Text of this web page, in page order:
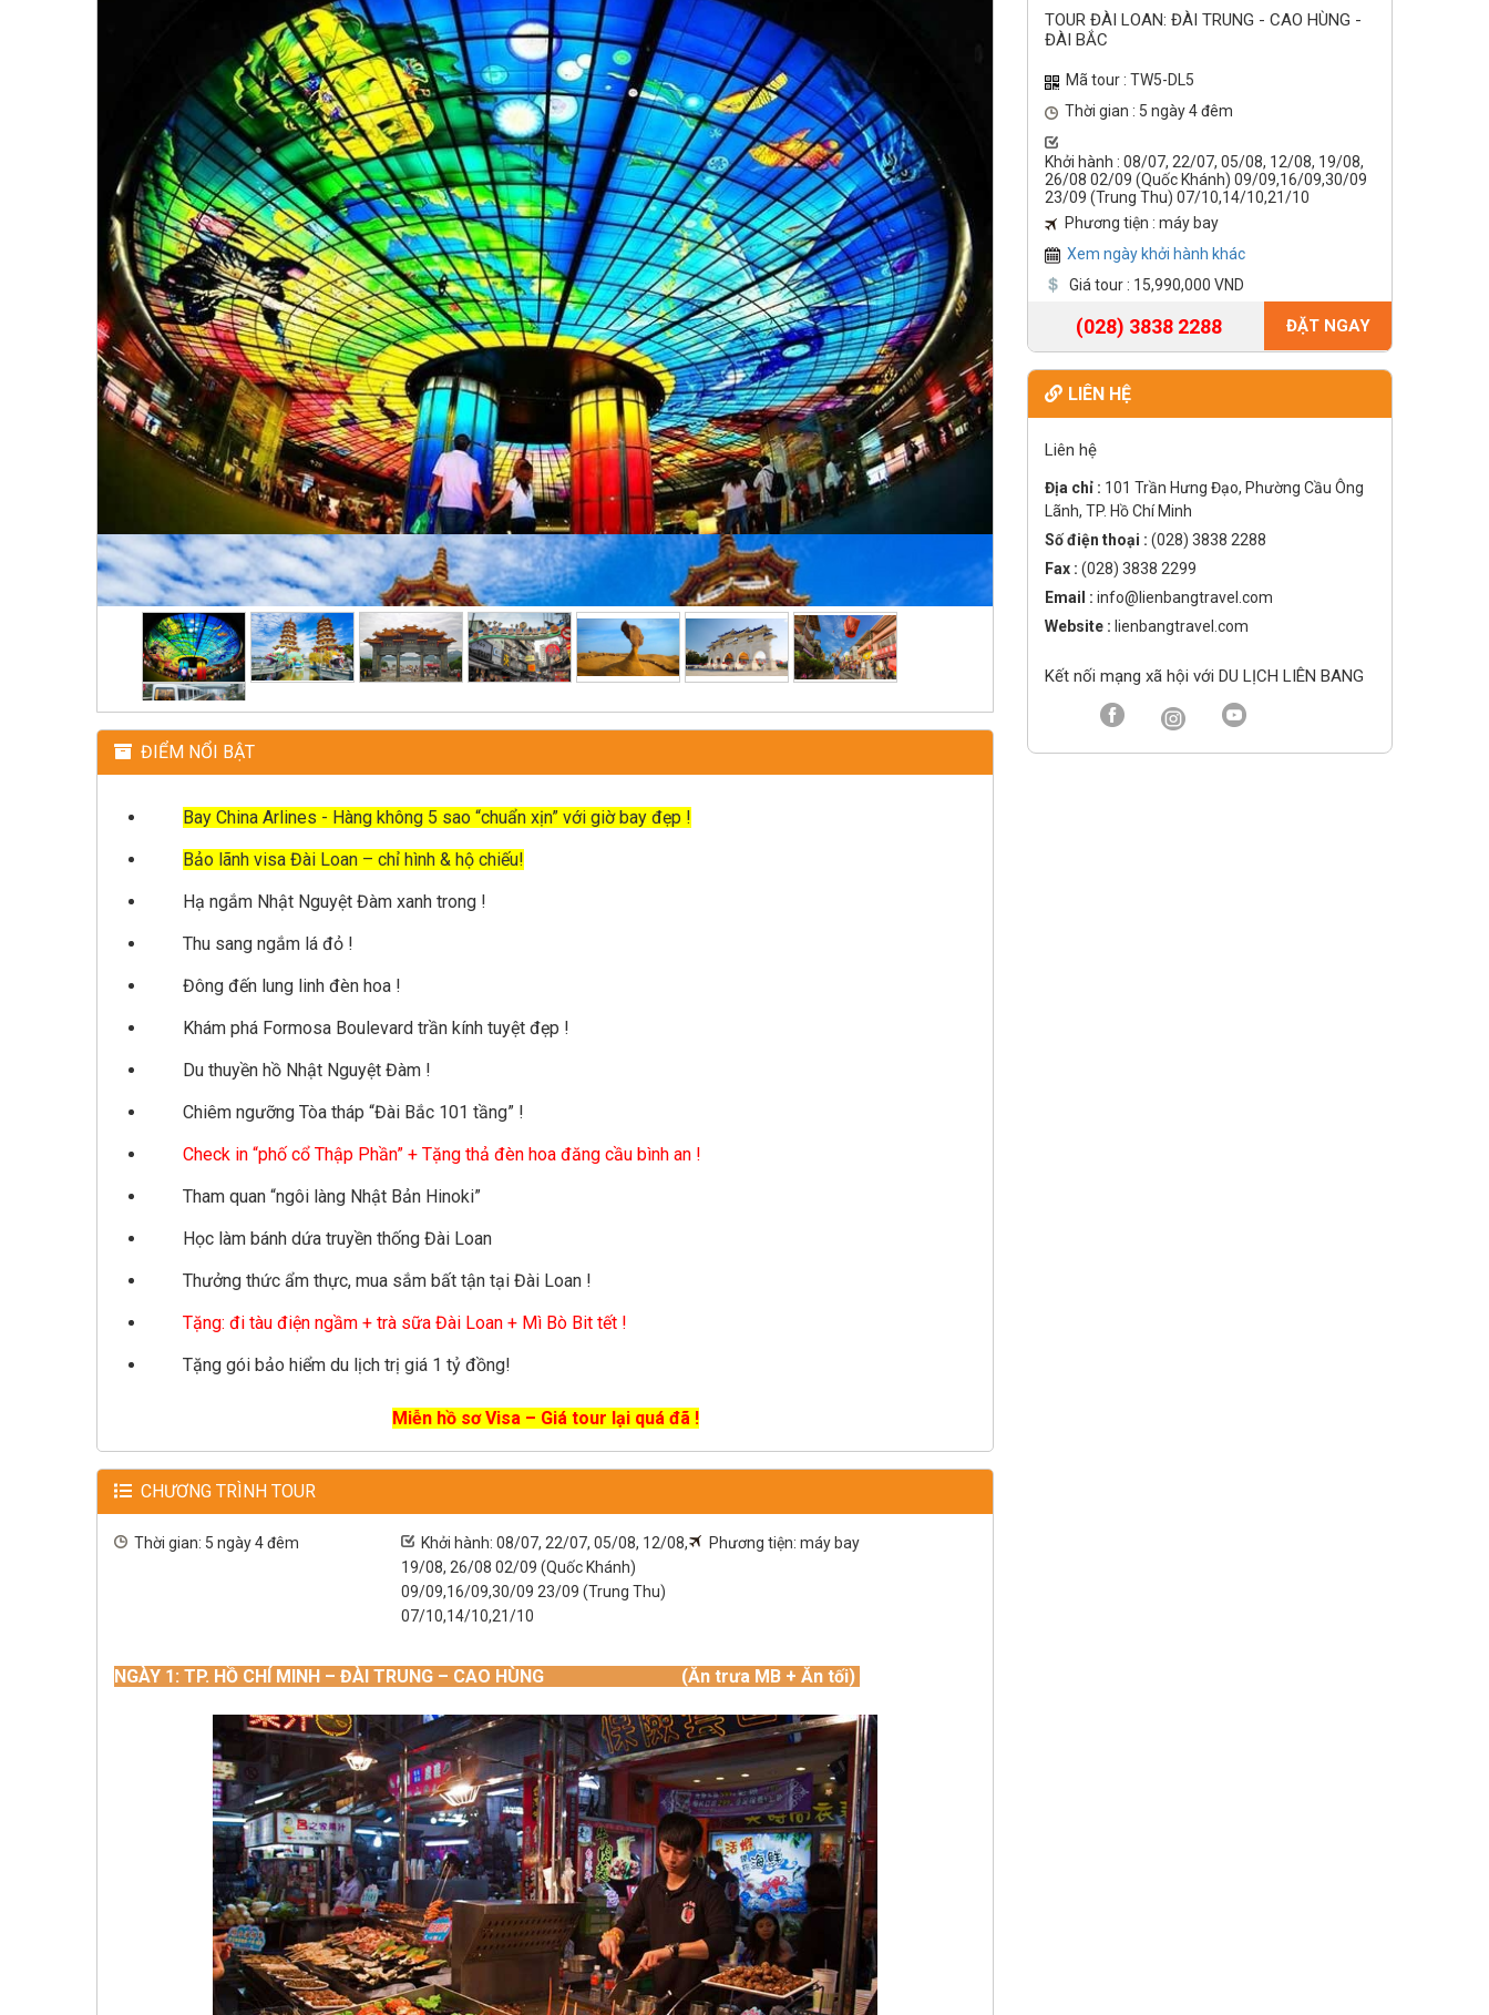
ĐIỂM NỔI BẬT
Bay China Arlines - Hàng không 5 sao “chuẩn xịn” với giờ bay đẹp !
Bảo lãnh visa Đài Loan – chỉ hình & hộ chiếu!
Hạ ngắm Nhật Nguyệt Đàm xanh trong !
Thu sang ngắm lá đỏ !
Đông đến lung linh đèn hoa !
Khám phá Formosa Boulevard trần kính tuyệt đẹp !
Du thuyền hồ Nhật Nguyệt Đàm !
Chiêm ngưỡng Tòa tháp “Đài Bắc 101 tầng” !
Check in “phố cổ Thập Phần” + Tặng thả đèn hoa đăng cầu bình an !
Tham quan “ngôi làng Nhật Bản Hinoki”
Học làm bánh dứa truyền thống Đài Loan
Thưởng thức ẩm thực, mua sắm bất tận tại Đài Loan !
Tặng: đi tàu điện ngầm + trà sữa Đài Loan + Mì Bò Bit tết !
Tặng gói bảo hiểm du lịch trị giá 1 tỷ đồng!
Miễn hồ sơ Visa – Giá tour lại quá đã !
CHƯƠNG TRÌNH TOUR
Thời gian: 5 ngày 4 đêm
Khởi hành: 08/07, 22/07, 05/08, 12/08,
19/08, 26/08 02/09 (Quốc Khánh)
09/09,16/09,30/09 23/09 (Trung Thu)
07/10,14/10,21/10
Phương tiện: máy bay
NGÀY 1: TP. HỒ CHÍ MINH – ĐÀI TRUNG – CAO HÙNG (Ăn trưa MB + Ăn tối)
TOUR ĐÀI LOAN: ĐÀI TRUNG - CAO HÙNG -
ĐÀI BẮC
Mã tour : TW5-DL5
Thời gian : 5 ngày 4 đêm
Khởi hành : 08/07, 22/07, 05/08, 12/08, 19/08,
26/08 02/09 (Quốc Khánh) 09/09,16/09,30/09
23/09 (Trung Thu) 07/10,14/10,21/10
Phương tiện : máy bay
Xem ngày khởi hành khác
Giá tour : 15,990,000 VND
(028) 3838 2288 ĐẶT NGAY
LIÊN HỆ
Liên hệ
Địa chỉ : 101 Trần Hưng Đạo, Phường Cầu Ông
Lãnh, TP. Hồ Chí Minh
Số điện thoại : (028) 3838 2288
Fax : (028) 3838 2299
Email : info@lienbangtravel.com
Website : lienbangtravel.com
Kết nối mạng xã hội với DU LỊCH LIÊN BANG